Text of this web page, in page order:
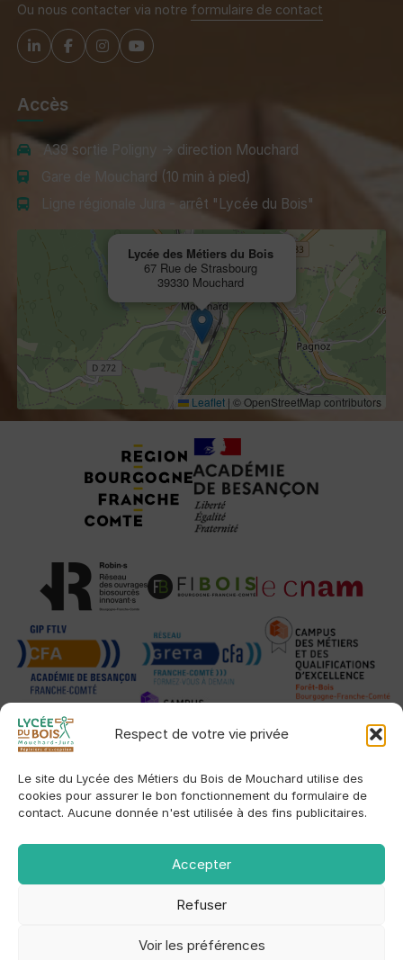
Respect de votre vie privée
Le site du Lycée des Métiers du Bois de Mouchard utilise des
cookies pour assurer le bon fonctionnement du formulaire de
contact. Aucune donnée n'est utilisée à des fins publicitaires.
Accepter
Refuser
Voir les préférences
Ou nous contacter via notre formulaire de contact
Accès
A39 sortie Poligny → direction Mouchard
Gare de Mouchard (10 min à pied)
Ligne régionale Jura - arrêt "Lycée du Bois"
Lycée des Métiers du Bois
67 Rue de Strasbourg
39330 Mouchard
Leaflet | © OpenStreetMap contributors
Tuteurs, Partenaires et Certifications
Établissement public local d'enseignement